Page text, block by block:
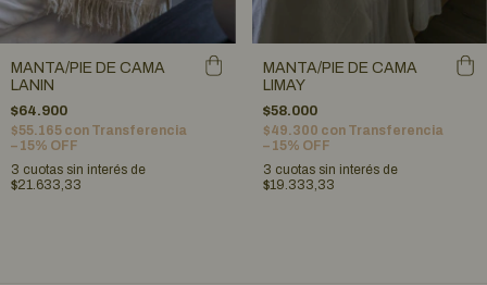
MANTA/PIE DE CAMA
LANIN
$64.900
$55.165 con Transferencia
– 15% OFF
3 cuotas sin interés de
$21.633,33
MANTA/PIE DE CAMA
LIMAY
$58.000
$49.300 con Transferencia
– 15% OFF
3 cuotas sin interés de
$19.333,33